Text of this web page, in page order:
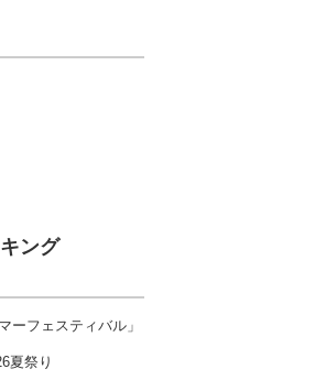
自然で楽しむ全20種のアトラクション
ング
ーフェスティバル」
夏祭り